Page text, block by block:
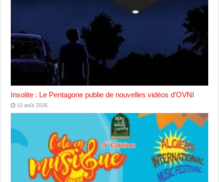
Insolite : Le Pentagone publie de nouvelles vidéos d’OVNI
10 août 2026